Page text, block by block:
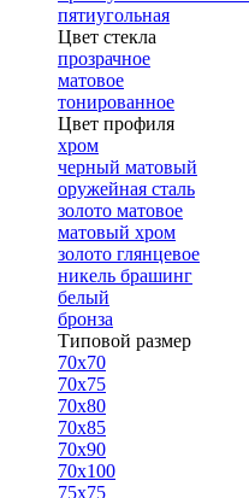
пятиугольная
Цвет стекла
прозрачное
матовое
тонированное
Цвет профиля
хром
черный матовый
оружейная сталь
золото матовое
матовый хром
золото глянцевое
никель брашинг
белый
бронза
Типовой размер
70х70
70х75
70х80
70х85
70х90
70х100
75х75